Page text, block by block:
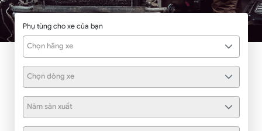
Phụ tùng cho xe của bạn
Chọn hãng xe
Chọn dòng xe
Năm sản xuất